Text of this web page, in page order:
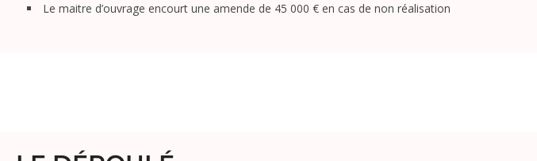
Le maitre d’ouvrage encourt une amende de 45 000 € en cas de non réalisation